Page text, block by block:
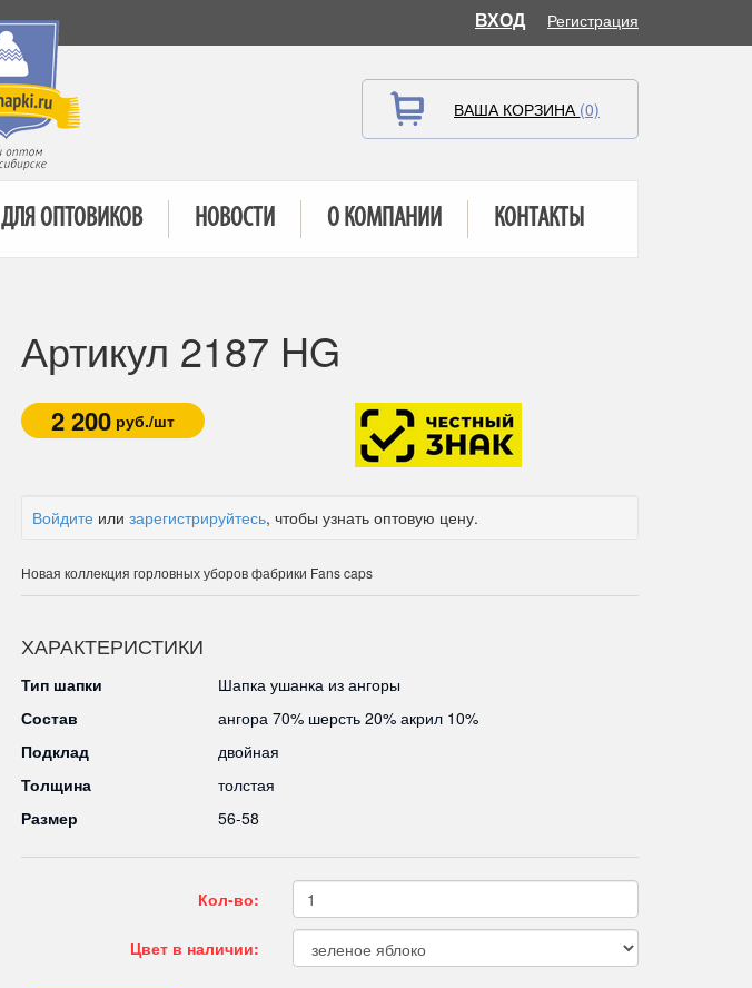
ВХОД Регистрация
ВАША КОРЗИНА (0)
ДЛЯ ОПТОВИКОВ НОВОСТИ О КОМПАНИИ КОНТАКТЫ
Артикул 2187 HG
2 200 руб./шт
Войдите или зарегистрируйтесь, чтобы узнать оптовую цену.
Новая коллекция горловных уборов фабрики Fans caps
ХАРАКТЕРИСТИКИ
Тип шапки
Шапка ушанка из ангоры
Состав
ангора 70% шерсть 20% акрил 10%
Подклад
двойная
Толщина
толстая
Размер
56-58
Кол-во:
Цвет в наличии: